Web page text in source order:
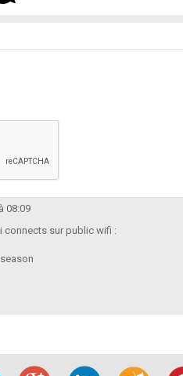
08:09
connects sur public wifi :